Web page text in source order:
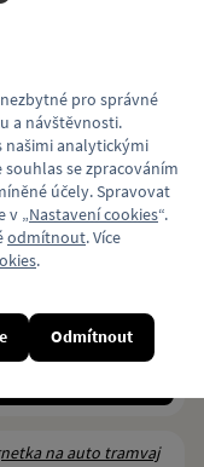
tramvaj ČKD
T3M (velká)
dopravním motivem
pro správné
a návštěvnosti.
našimi analytickými
souhlas se zpracováním
účely. Spravovat
v „Nastavení cookies“.
odmítnout. Více
.
Odmítnout